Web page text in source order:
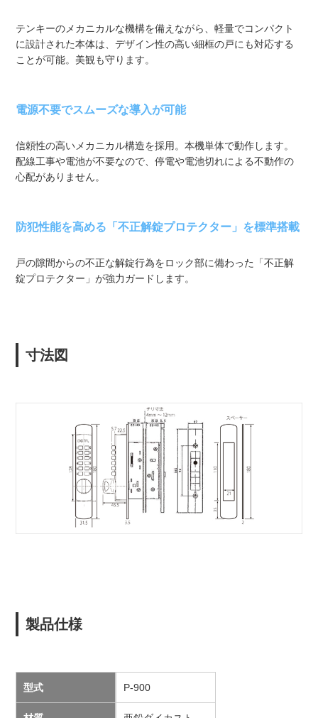
テンキーのメカニカルな機構を備えながら、軽量でコンパクト
に設計された本体は、デザイン性の高い細框の戸にも対応する
ことが可能。美観も守ります。
電源不要でスムーズな導入が可能
信頼性の高いメカニカル構造を採用。本機単体で動作します。
配線工事や電池が不要なので、停電や電池切れによる不動作の
心配がありません。
防犯性能を高める「不正解錠プロテクター」を標準搭載
戸の隙間からの不正な解錠行為をロック部に備わった「不正解
錠プロテクター」が強力ガードします。
寸法図
製品仕様
型式 P-900